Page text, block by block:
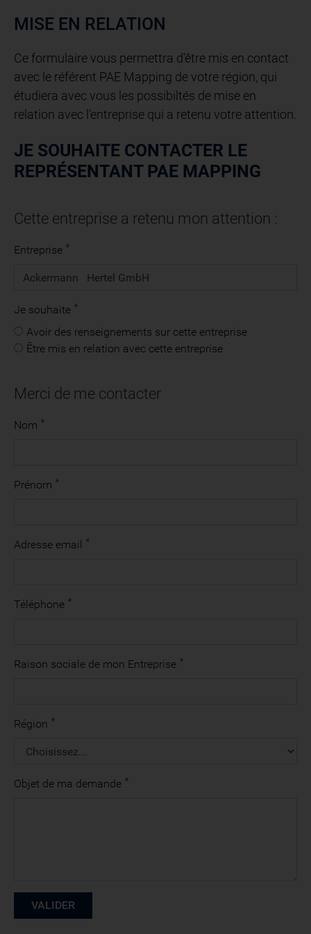
MISE EN RELATION
Ce formulaire vous permettra d'être mis en contact
avec le référent PAE Mapping de votre région, qui
étudiera avec vous les possibiltés de mise en
relation avec l'entreprise qui a retenu votre attention.
JE SOUHAITE CONTACTER LE
REPRÉSENTANT PAE MAPPING
Cette entreprise a retenu mon attention :
Entreprise
Je souhaite
Avoir des renseignements sur cette entreprise
Être mis en relation avec cette entreprise
Merci de me contacter
Nom
Prénom
Adresse email
Téléphone
Raison sociale de mon Entreprise
Région
Objet de ma demande